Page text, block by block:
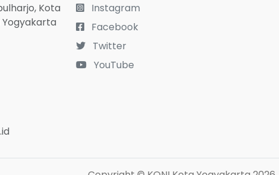
Kota
Instagram
Facebook
Twitter
YouTube